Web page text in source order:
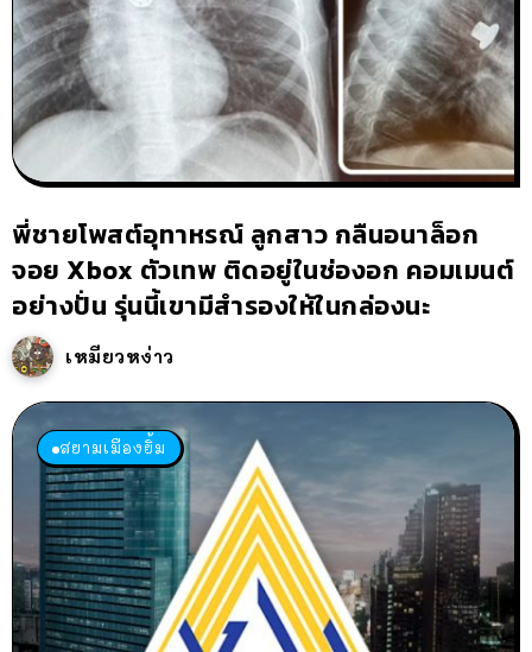
พี่ชายโพสต์อุทาหรณ์ ลูกสาว กลืนอนาล็อก
จอย Xbox ตัวเทพ ติดอยู่ในช่องอก คอมเมนต์
อย่างปั่น รุ่นนี้เขามีสำรองให้ในกล่องนะ
เหมียวหง่าว
สยามเมืองยิ้ม